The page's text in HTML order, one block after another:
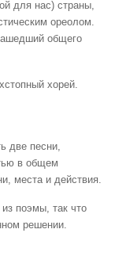
для нас) страны,
ореолом.
общего
хорей.
две песни,
в общем
места и действия.
поэмы, так что
решении.